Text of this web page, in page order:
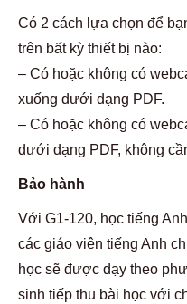
Có 2 cách lựa chọn để
trên bất kỳ thiết bị nào:
– Có hoặc không có
xuống dưới dạng PDF.
– Có hoặc không có
dưới dạng PDF, không
Bảo hành
Với G1-120, học tiếng
các giáo viên tiếng Anh
học sẽ được dạy theo
sinh tiếp thu bài học với